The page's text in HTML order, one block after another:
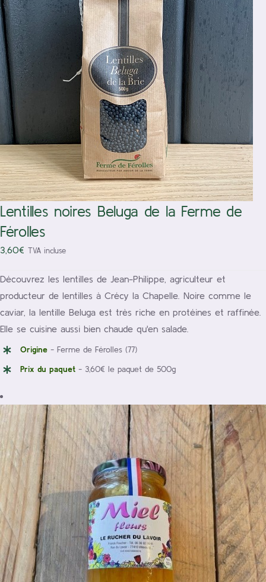
Ajouter au panier
/
Détails
Lentilles noires Beluga de la Ferme de
Férolles
3,60€ TVA incluse
Découvrez les lentilles de Jean-Philippe, agriculteur et
producteur de lentilles à Crécy la Chapelle. Noire comme le
caviar, la lentille Beluga est très riche en protéines et raffinée.
Elle se cuisine aussi bien chaude qu'en salade.
Origine- Ferme de Férolles (77)
Prix du paquet - 3,60€ le paquet de 500g
Ajouter au panier
/
Détails